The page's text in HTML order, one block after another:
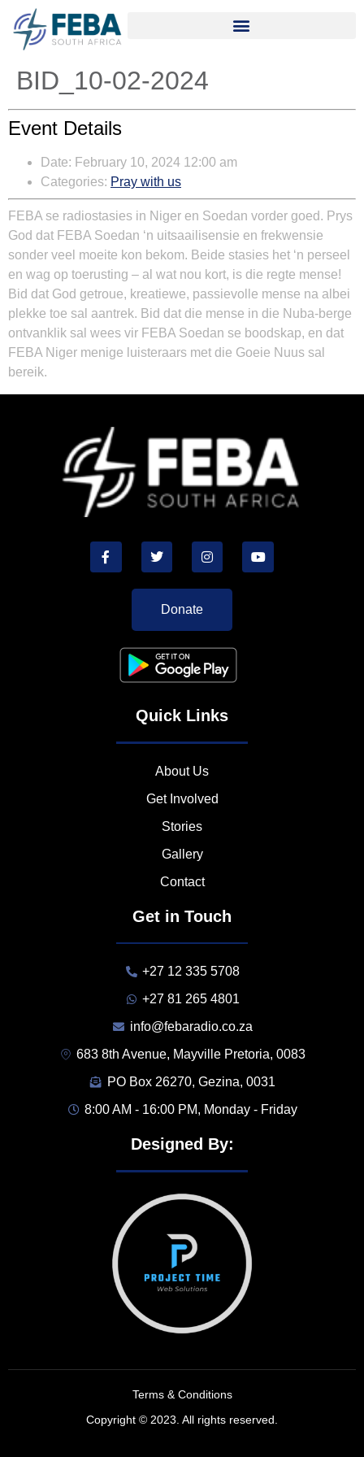
BID_10-02-2024
Event Details
Date: February 10, 2024 12:00 am
Categories: Pray with us
FEBA se radiostasies in Niger en Soedan vorder goed. Prys
God dat FEBA Soedan ‘n uitsaailisensie en frekwensie
sonder veel moeite kon bekom. Beide stasies het ‘n perseel
en wag op toerusting – al wat nou kort, is die regte mense!
Bid dat God getroue, kreatiewe, passievolle mense na albei
plekke toe sal aantrek. Bid dat die mense in die Nuba-berge
ontvanklik sal wees vir FEBA Soedan se boodskap, en dat
FEBA Niger menige luisteraars met die Goeie Nuus sal
bereik.
Donate
Quick Links
About Us
Get Involved
Stories
Gallery
Contact
Get in Touch
+27 12 335 5708
+27 81 265 4801
info@febaradio.co.za
683 8th Avenue, Mayville Pretoria, 0083
PO Box 26270, Gezina, 0031
8:00 AM - 16:00 PM, Monday - Friday
Designed By:
Terms & Conditions
Copyright © 2023. All rights reserved.